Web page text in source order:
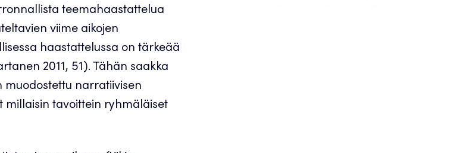
teemahaastattelua
viime aikojen
haastattelussa on tärkeää
2011, 51). Tähän saakka
narratiivisen
millaisin tavoittein ryhmäläiset